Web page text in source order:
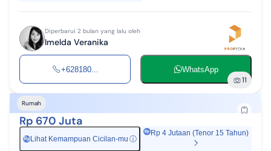
Diperbarui 2 bulan yang lalu oleh
Imelda Veranika
+628180... WhatsApp
11
Rumah
Rp 670 Juta
Rp Lihat Kemampuan Cicilan-mu ⓘ
Rp 4 Jutaan (Tenor 15 Tahun)